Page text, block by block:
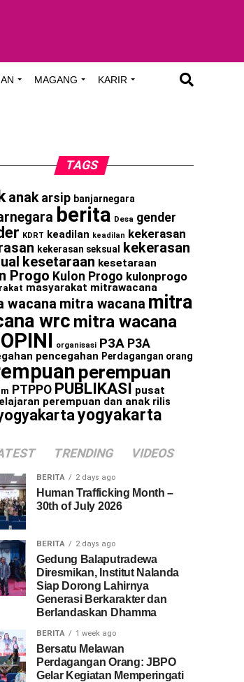
MAGANG KARIR
TAGS
anak arsip banjarnegara
berita Desa gender
KDRT keadilan keadilan kekerasan
kekerasan seksual
kekerasan
kesetaraan kesetaraan
Progo Kulon Progo kulonprogo
masyarakat mitrawacana
wacana mitra wacana mitra
wrc mitra wacana
OPINI organisasi P3A P3A
pencegahan Perdagangan orang
perempuan
PTPPO PUBLIKASI pusat
perempuan dan anak rilis
yogyakarta
TRENDING VIDEOS
BERITA 2 days ago
Human Trafficking Month –
30th of July 2026
BERITA 2 days ago
Gedung Balaputradewa
Diresmikan, Institut Nalanda
Siap Dorong Lahirnya
Generasi Berkarakter dan
Berlandaskan Dhamma
BERITA 1 week ago
Bersatu Melawan
Perdagangan Orang: JBPO
Gelar Kegiatan Memperingati